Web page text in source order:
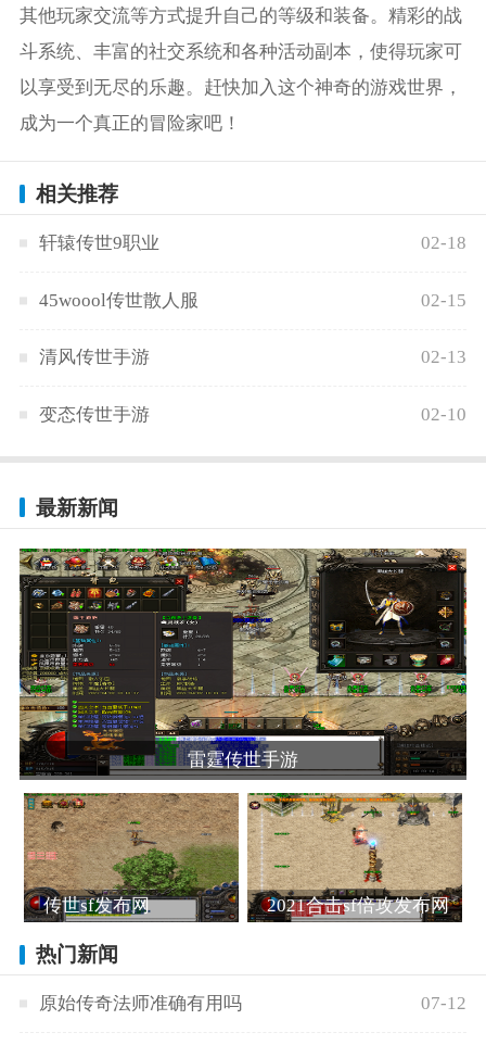
其他玩家交流等方式提升自己的等级和装备。精彩的战
斗系统、丰富的社交系统和各种活动副本，使得玩家可
以享受到无尽的乐趣。赶快加入这个神奇的游戏世界，
成为一个真正的冒险家吧！
相关推荐
轩辕传世9职业 02-18
45woool传世散人服 02-15
清风传世手游 02-13
变态传世手游 02-10
最新新闻
雷霆传世手游
传世sf发布网 2021合击sf倍攻发布网
热门新闻
原始传奇法师准确有用吗 07-12